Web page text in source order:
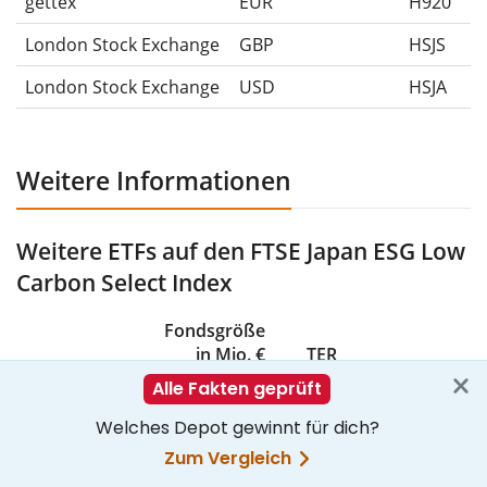
London Stock Exchange
GBP
HSJS
London Stock Exchange
USD HSJA
Weitere Informationen
Weitere ETFs auf den FTSE Japan ESG Low
Carbon Select Index
Fondsgröße
in Mio. €
(AuM)
TER
p.a.
HSBC Japan
276
0,18%